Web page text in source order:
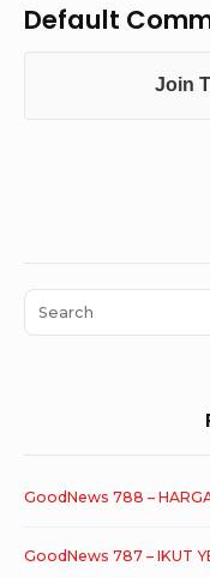
Default
Join
Area
Search
for:
GoodNews 788 –
GoodNews 787 – IKUT